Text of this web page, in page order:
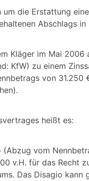
die Erstattung
Abschlags
Kläger im Mai
KfW) zu einem
von
heißt es:
(Abzug vom
v.H. für das Recht
Das Disagio